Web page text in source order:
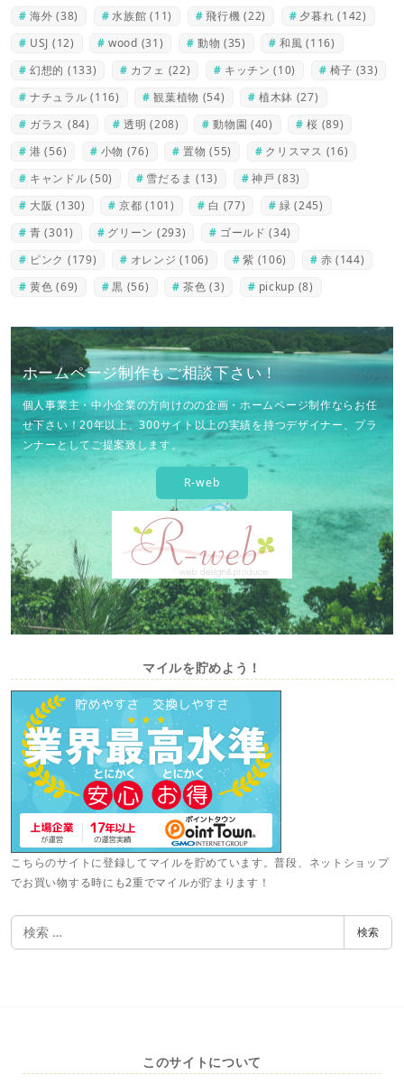
海外 (38) 水族館 (11) 飛行機 (22) 夕暮れ (142)
USJ (12) wood (31) 動物 (35) 和風 (116)
幻想的 (133) カフェ (22) キッチン (10) 椅子 (33)
ナチュラル (116) 観葉植物 (54) 植木鉢 (27)
ガラス (84) 透明 (208) 動物園 (40) 桜 (89)
港 (56) 小物 (76) 置物 (55) クリスマス (16)
キャンドル (50) 雪だるま (13) 神戸 (83)
大阪 (130) 京都 (101) 白 (77) 緑 (245)
青 (301) グリーン (293) ゴールド (34)
ピンク (179) オレンジ (106) 紫 (106) 赤 (144)
黄色 (69) 黒 (56) 茶色 (3) pickup (8)
ホームページ制作もご相談下さい！
個人事業主・中小企業の方向けのの企画・ホームページ制作ならお任
せ下さい！20年以上、300サイト以上の実績を持つデザイナー、プラ
ンナーとしてご提案致します。
R-web
マイルを貯めよう！
こちらのサイトに登録してマイルを貯めています。普段、ネットショップ
でお買い物する時にも2重でマイルが貯まります！
検
索
検索
このサイトについて